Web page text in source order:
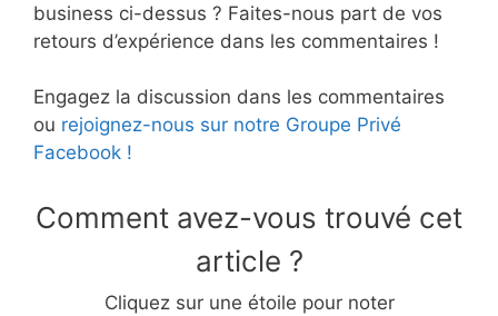
business ci-dessus ? Faites-nous part de vos
retours d’expérience dans les commentaires !
Engagez la discussion dans les commentaires
ou rejoignez-nous sur notre Groupe Privé
Facebook !
Comment avez-vous trouvé cet
article ?
Cliquez sur une étoile pour noter